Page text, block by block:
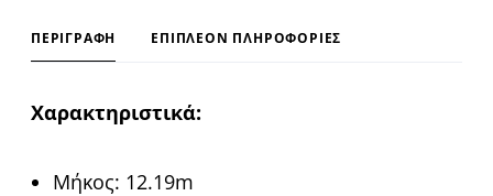
ΠΕΡΙΓΡΑΦΉ ΕΠΙΠΛΈΟΝ ΠΛΗΡΟΦΟΡΊΕΣ
Χαρακτηριστικά:
Μήκος: 12.19m